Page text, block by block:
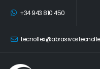
+34 943 810 450